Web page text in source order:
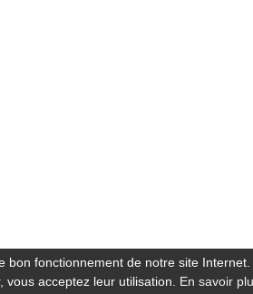
bon fonctionnement de notre site Internet.
vous acceptez leur utilisation. En savoir